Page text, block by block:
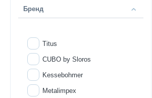
Бренд
Titus
CUBO by Sloros
Kessebohmer
Metalimpex